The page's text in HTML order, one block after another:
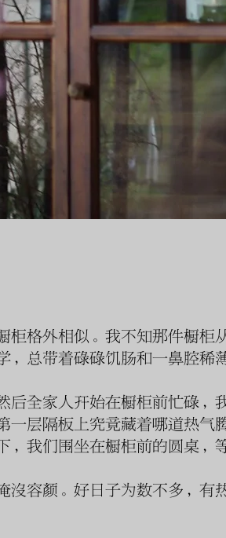
柜格外相似。我不知那件橱
，总带着碌碌饥肠和一鼻腔稀
后全家人开始在橱柜前忙碌
一层隔板上究竟藏着哪道热
，我们围坐在橱柜前的圆桌，
没容颜。好日子为数不多，有